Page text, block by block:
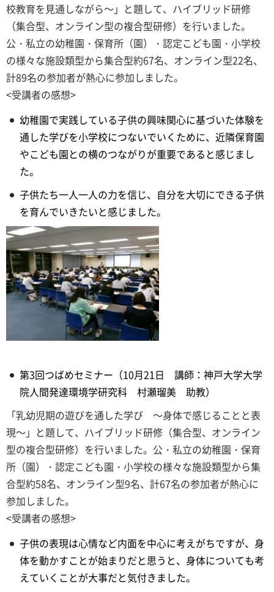
校教育を見通しながら～」と題して、ハイブリッド研修
（集合型、オンライン型の複合型研修）を行いました。
公・私立の幼稚園・保育所（園）・認定こども園・小学校
の様々な施設類型から集合型約67名、オンライン型22名、
計89名の参加者が熱心に参加しました。
<受講者の感想>
幼稚園で実践している子供の興味関心に基づいた体験を
通した学びを小学校につないでいくために、近隣保育園
やこども園との横のつながりが重要であると感じまし
た。
子供たち一人一人の力を信じ、自分を大切にできる子供
を育んでいきたいと感じました。
第3回つばめセミナー（10月21日 講師：神戸大学大学
院人間発達環境学研究科 村瀬瑠美 助教）
「乳幼児期の遊びを通した学び ～身体で感じることと表
現～」と題して、ハイブリッド研修（集合型、オンライン
型の複合型研修）を行いました。公・私立の幼稚園・保育
所（園）・認定こども園・小学校の様々な施設類型から集
合型約58名、オンライン型9名、計67名の参加者が熱心に
参加しました。
<受講者の感想>
子供の表現は心情など内面を中心に考えがちですが、身
体を動かすことが始まりだと思うと、身体についても考
えていくことが大事だと気付きました。